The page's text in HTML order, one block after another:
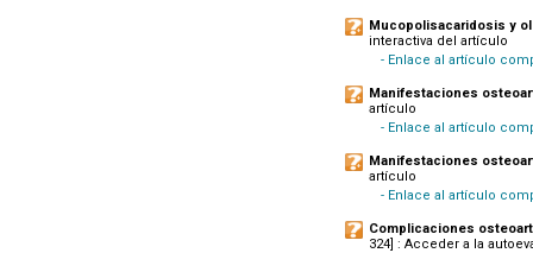
Mucopolisacaridosis y
interactiva del artículo
- Enlace al artículo
Manifestaciones
artículo
- Enlace al artículo
Manifestaciones
artículo
- Enlace al artículo
Complicaciones
324] : Acceder a la